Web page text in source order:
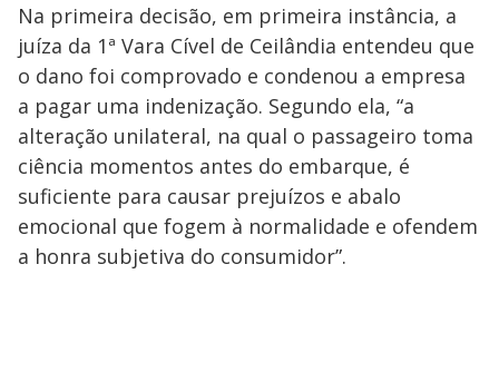
Na primeira decisão, em primeira instância, a
juíza da 1ª Vara Cível de Ceilândia entendeu que
o dano foi comprovado e condenou a empresa
a pagar uma indenização. Segundo ela, “a
alteração unilateral, na qual o passageiro toma
ciência momentos antes do embarque, é
suficiente para causar prejuízos e abalo
emocional que fogem à normalidade e ofendem
a honra subjetiva do consumidor”.